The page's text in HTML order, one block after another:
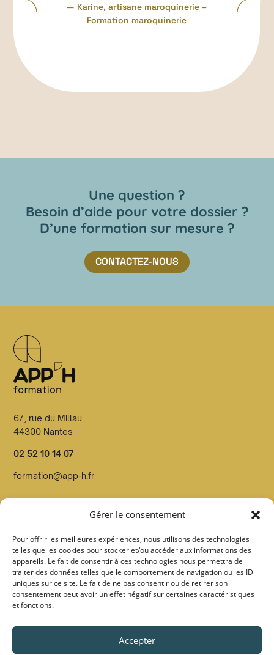
Gérer le consentement
Pour offrir les meilleures expériences, nous utilisons des technologies
telles que les cookies pour stocker et/ou accéder aux informations des
appareils. Le fait de consentir à ces technologies nous permettra de
traiter des données telles que le comportement de navigation ou les ID
uniques sur ce site. Le fait de ne pas consentir ou de retirer son
consentement peut avoir un effet négatif sur certaines caractéristiques
et fonctions.
Accepter
— Karine, artisane maroquinerie –
Formation maroquinerie
Une question ?
Besoin d’aide pour votre dossier ?
D’une formation sur mesure ?
CONTACTEZ-NOUS
67, rue du Millau
44300 Nantes
02 52 10 14 07
formation@app-h.fr
est enregistré en préfecture de Loire Atlantique sous le
n°52440814544
Organisme Datadocké et certifié Qualiopi par Pronéo
certification sous len° FOO27 au titre de la catégorie
action de formation